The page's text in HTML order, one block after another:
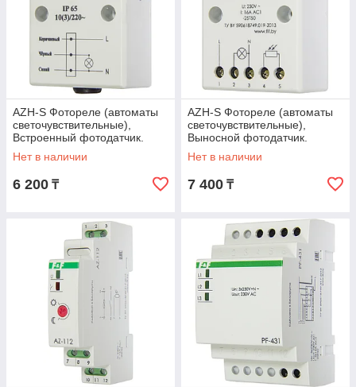
AZH-S Фотореле (автоматы
светочувствительные),
Встроенный фотодатчик.
Максимальный ток нагрузки -
10 А.
Нет в наличии
6 200 ₸
AZH-S Фотореле (автоматы
светочувствительные),
Выносной фотодатчик.
Максимальный ток нагрузки -
16 А.
Нет в наличии
7 400 ₸